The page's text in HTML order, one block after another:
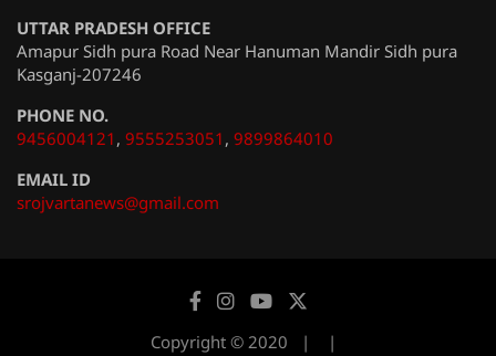
UTTAR PRADESH OFFICE
Amapur Sidh pura Road Near Hanuman Mandir Sidh pura
Kasganj-207246
PHONE NO.
9456004121 , 9555253051 , 9899864010
EMAIL ID
srojvartanews@gmail.com
Copyright © 2020